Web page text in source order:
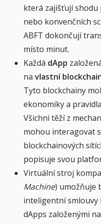
která zajišťují
nebo konvenčních
ABFT dokončují
místo minut.
Každá dApp
na vlastní
Tyto blockchainy
ekonomiky a
Všichni těží z
mohou interagovat
blockchainových
popisuje svou
Virtuální stroj
Machine) umožňuje
inteligentní smlouvy
dApps založenými